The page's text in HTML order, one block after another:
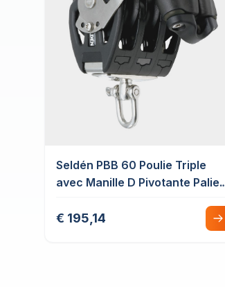
Seldén PBB 60 Poulie Triple
avec Manille D Pivotante Palier
€ 195,14